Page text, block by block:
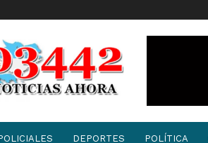
03442
|
NOTICIAS
DEPORTES POLÍTICA